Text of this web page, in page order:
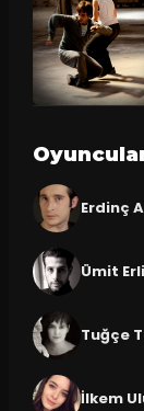
Erdinç
Ümit
Tuğçe
İlkem